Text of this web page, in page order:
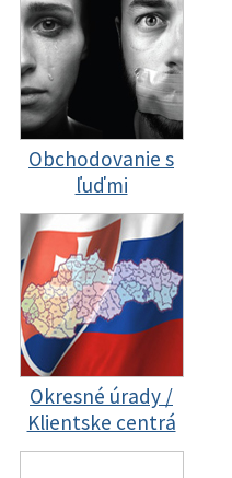
Obchodovanie s
ľuďmi
Okresné úrady /
Klientske centrá